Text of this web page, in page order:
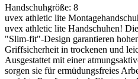
Handschuhgröße: 8
uvex athletic lite
uvex athletic lite Handschuhen!
"Slim-fit"-Design garantieren
Griffsicherheit in trockenen und
Ausgestattet mit einer
sorgen sie für ermüdungsfreies